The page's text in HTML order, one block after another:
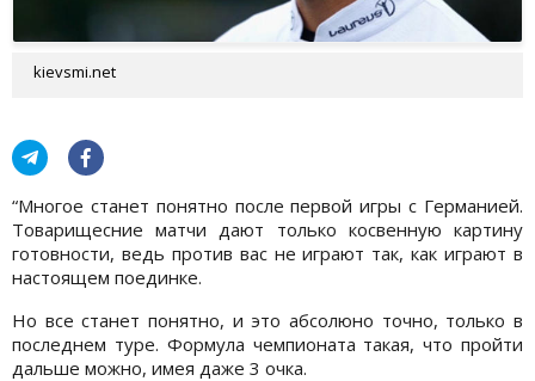
kievsmi.net
“Многое станет понятно после первой игры с Германией.
Товарищесние матчи дают только косвенную картину
готовности, ведь против вас не играют так, как играют в
настоящем поединке.
Но все станет понятно, и это абсолюно точно, только в
последнем туре. Формула чемпионата такая, что пройти
дальше можно, имея даже 3 очка.